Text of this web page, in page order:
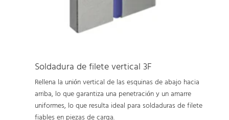
Soldadura de filete vertical 3F
Rellena la unión vertical de las esquinas de abajo hacia
arriba, lo que garantiza una penetración y un amarre
uniformes, lo que resulta ideal para soldaduras de filete
fiables en piezas de carga.